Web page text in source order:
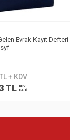
Evrak Kayıt Defteri
+ KDV
TL
KDV
DAHİL